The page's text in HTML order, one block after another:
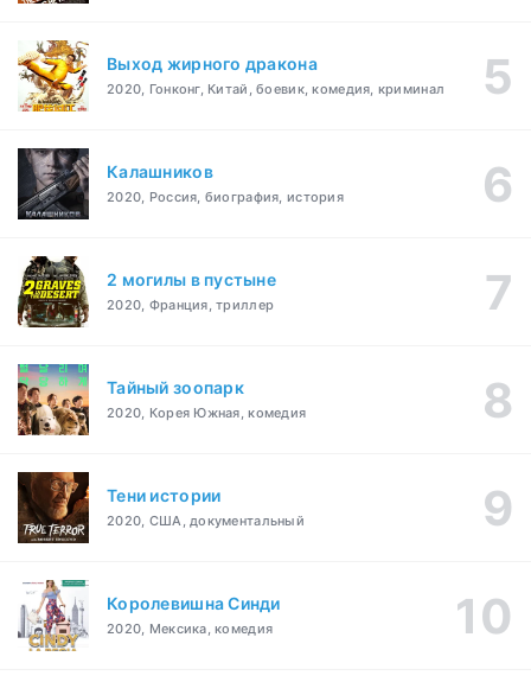
Выход жирного дракона
2020, Гонконг, Китай, боевик, комедия, криминал
Калашников
2020, Россия, биография, история
2 могилы в пустыне
2020, Франция, триллер
Тайный зоопарк
2020, Корея Южная, комедия
Тени истории
2020, США, документальный
Королевишна Синди
2020, Мексика, комедия